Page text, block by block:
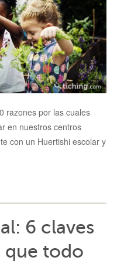
razones por las cuales
en nuestros centros
con un Huertishi escolar y
6 claves
que todo